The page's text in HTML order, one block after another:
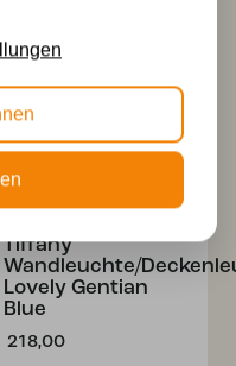
Tiffany
Wandleuchte/
Lovely Gentian
Blue
218,00